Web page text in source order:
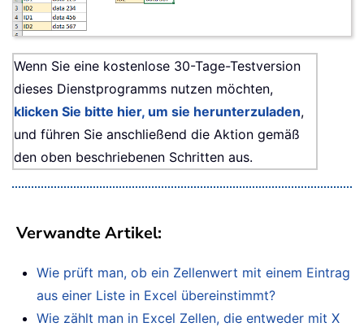
Wenn Sie eine kostenlose 30-Tage-Testversion
dieses Dienstprogramms nutzen möchten,
klicken Sie bitte hier, um sie herunterzuladen,
und führen Sie anschließend die Aktion gemäß
den oben beschriebenen Schritten aus.
Verwandte Artikel:
Wie prüft man, ob ein Zellenwert mit einem Eintrag
aus einer Liste in Excel übereinstimmt?
Wie zählt man in Excel Zellen, die entweder mit X